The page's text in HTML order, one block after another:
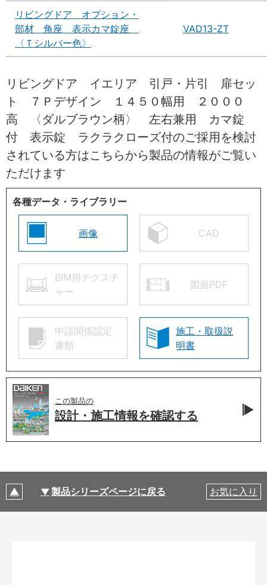
リビングドア オプション・
部材 角座 表示カマ錠座
〈Ｔシルバー色〉
VAD13-ZT
リビングドア イエリア 引戸・片引 扉セッ
ト ７Ｐデザイン １４５０幅用 ２０００
高 〈ダルブラウン柄〉 左右兼用 カマ錠
付 表示錠 ラクラクローズ付のご採用を検討
されている方はこちらから製品の情報がご覧い
ただけます
各種データ・ライブラリー
画像 CAD
BIM用テクスチ
ャー
図面PDF
申請関係認定
書類
施工・取扱説
明書
この製品の
設計・施工情報を確認する
製品シリーズページに戻る お気に入り